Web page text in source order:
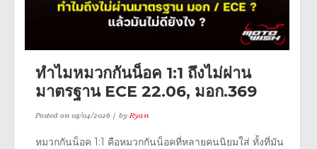
ทำไมหมวกกันน็อค 1:1 ถึงไม่ผ่าน
มาตรฐาน ECE 22.06, มอก.369
Posted on08/04/2026 byRyan
หมวกกันน็อค 1:1 คือหมวกกันน็อคที่หลายคนนิยมใส่ ทั้งที่มัน